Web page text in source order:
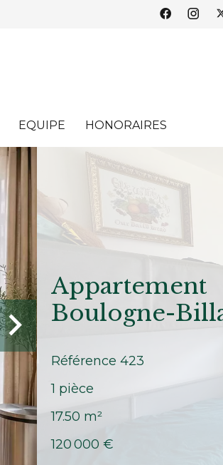
EQUIPE HONORAIRES
Appartement
Boulogne-
Référence 423
1 pièce
17.50 m²
120 000 €